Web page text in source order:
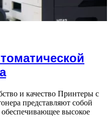
и качество Принтеры с
представляют собой
высокое